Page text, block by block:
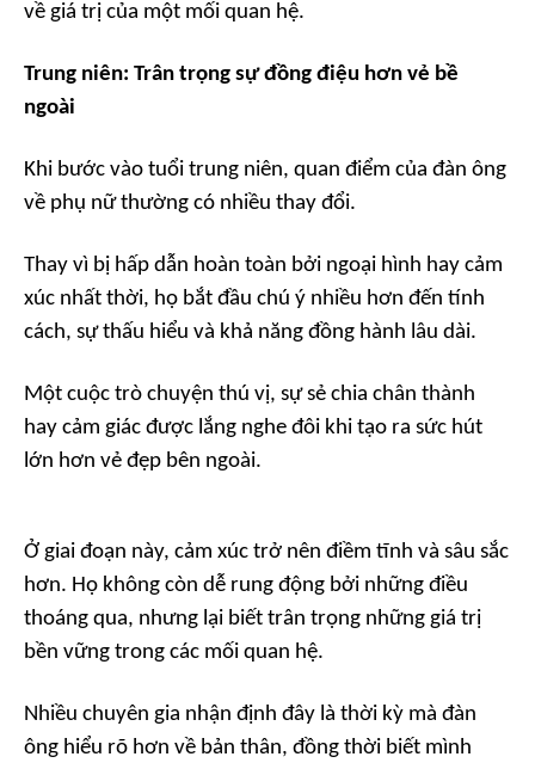
về giá trị của một mối quan hệ.
Trung niên: Trân trọng sự đồng điệu hơn vẻ bề
ngoài
Khi bước vào tuổi trung niên, quan điểm của đàn ông
về phụ nữ thường có nhiều thay đổi.
Thay vì bị hấp dẫn hoàn toàn bởi ngoại hình hay cảm
xúc nhất thời, họ bắt đầu chú ý nhiều hơn đến tính
cách, sự thấu hiểu và khả năng đồng hành lâu dài.
Một cuộc trò chuyện thú vị, sự sẻ chia chân thành
hay cảm giác được lắng nghe đôi khi tạo ra sức hút
lớn hơn vẻ đẹp bên ngoài.
Ở giai đoạn này, cảm xúc trở nên điềm tĩnh và sâu sắc
hơn. Họ không còn dễ rung động bởi những điều
thoáng qua, nhưng lại biết trân trọng những giá trị
bền vững trong các mối quan hệ.
Nhiều chuyên gia nhận định đây là thời kỳ mà đàn
ông hiểu rõ hơn về bản thân, đồng thời biết mình